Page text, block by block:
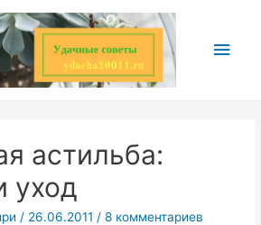
астильба:
уход
/ 26.06.2011 /8 комментариев